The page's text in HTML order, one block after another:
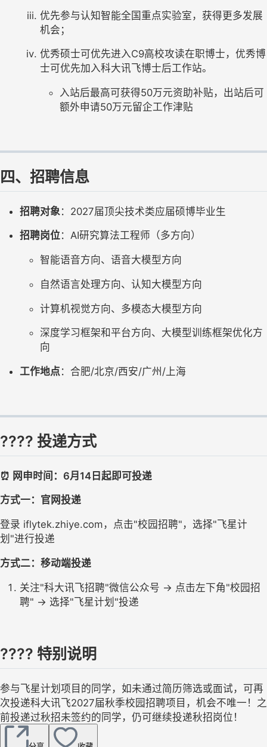
优先参与认知智能全国重点实验室，获得更多发展
机会；
优秀硕士可优先进入C9高校攻读在职博士，优秀博
士可优先加入科大讯飞博士后工作站。
入站后最高可获得50万元资助补贴，出站后可
额外申请50万元留企工作津贴
四、招聘信息
招聘对象：2027届顶尖技术类应届硕博毕业生
招聘岗位：AI研究算法工程师（多方向）
智能语音方向、语音大模型方向
自然语言处理方向、认知大模型方向
计算机视觉方向、多模态大模型方向
深度学习框架和平台方向、大模型训练框架优化方
向
工作地点 ：合肥/北京/西安/广州/上海
???? 投递方式
⏰ 网申时间：6月14日起即可投递
方式一：官网投递
登录 iflytek.zhiye.com，点击"校园招聘"，选择"飞星计
划"进行投递
方式二：移动端投递
关注"科大讯飞招聘"微信公众号 → 点击左下角"校园招
聘" → 选择"飞星计划"投递
???? 特别说明
参与飞星计划项目的同学，如未通过简历筛选或面试，可再
次投递科大讯飞2027届秋季校园招聘项目，机会不唯一！之
前投递过秋招未签约的同学，仍可继续投递秋招岗位！